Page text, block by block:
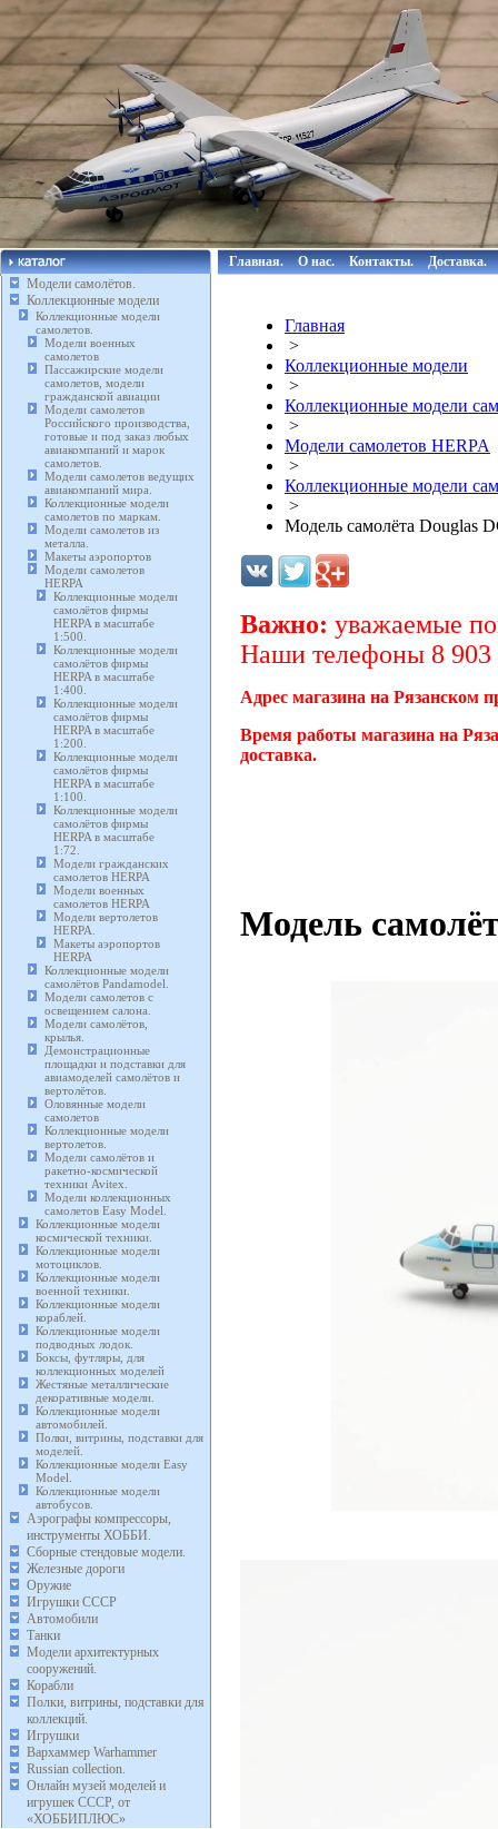
Модели самолётов.
Коллекционные модели
Коллекционные модели
самолетов.
Модели военных
самолетов
Пассажирские модели
самолетов, модели
гражданской авиации
Модели самолетов
Российского производства,
готовые и под заказ любых
авиакомпаний и марок
самолетов.
Модели самолетов ведущих
авиакомпаний мира.
Коллекционные модели
самолетов по маркам.
Модели самолетов из
металла.
Макеты аэропортов
Модели самолетов
HERPA
Коллекционные модели
самолётов фирмы
HERPA в масштабе
1:500.
Коллекционные модели
самолётов фирмы
HERPA в масштабе
1:400.
Коллекционные модели
самолётов фирмы
HERPA в масштабе
1:200.
Коллекционные модели
самолётов фирмы
HERPA в масштабе
1:100.
Коллекционные модели
самолётов фирмы
HERPA в масштабе
1:72.
Модели гражданских
самолетов HERPA
Модели военных
самолетов HERPA
Модели вертолетов
HERPA.
Макеты аэропортов
HERPA
Коллекционные модели
самолётов Pandamodel.
Модели самолетов с
освещением салона.
Модели самолётов,
крылья.
Демонстрационные
площадки и подставки для
авиамоделей самолётов и
вертолётов.
Оловянные модели
самолетов
Коллекционные модели
вертолетов.
Модели самолётов и
ракетно-космической
техники Avitex.
Модели коллекционных
самолетов Easy Model.
Коллекционные модели
космической техники.
Коллекционные модели
мотоциклов.
Коллекционные модели
военной техники.
Коллекционные модели
кораблей.
Коллекционные модели
подводных лодок.
Боксы, футляры, для
коллекционных моделей
Жестяные металлические
декоративные модели.
Коллекционные модели
автомобилей.
Полки, витрины, подставки для
моделей.
Коллекционные модели Easy
Model.
Коллекционные модели
автобусов.
Аэрографы компрессоры,
инструменты ХОББИ.
Сборные стендовые модели.
Железные дороги
Оружие
Игрушки СССР
Автомобили
Танки
Модели архитектурных
сооружений.
Корабли
Полки, витрины, подставки для
коллекций.
Игрушки
Вархаммер Warhammer
Russian collection.
Онлайн музей моделей и
игрушек СССР, от
«ХОББИПЛЮС»
Главная. О нас. Контакты. Доставка.
Главная
>
Коллекционные модели
>
Коллекционные модели
>
Модели самолетов HERPA
>
Коллекционные модели
>
Модель самолёта Douglas
Важно: уважаемые
Наши телефоны 8 903
Адрес магазина на Рязанском
Время работы магазина на
доставка.
Модель